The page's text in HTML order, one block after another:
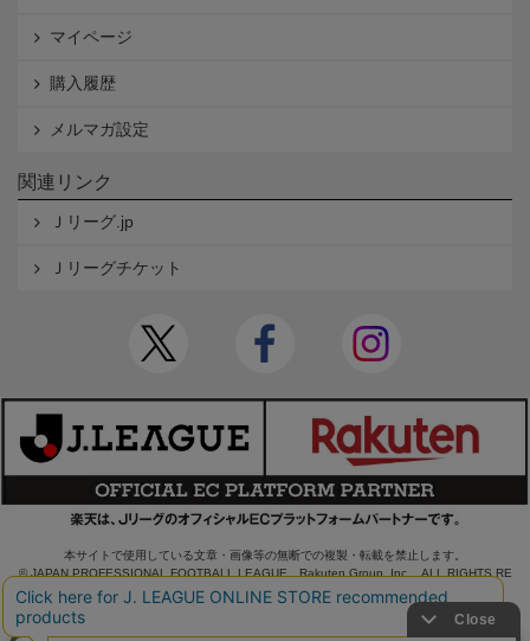
マイページ
購入履歴
メルマガ設定
関連リンク
Ｊリーグ.jp
Ｊリーグチケット
本サイトで使用している文章・画像等の無断での複製・転載を禁止します。
© JAPAN PROFESSIONAL FOOTBALL LEAGUE Rakuten Group, Inc. ALL RIGHTS RE
SERVED.